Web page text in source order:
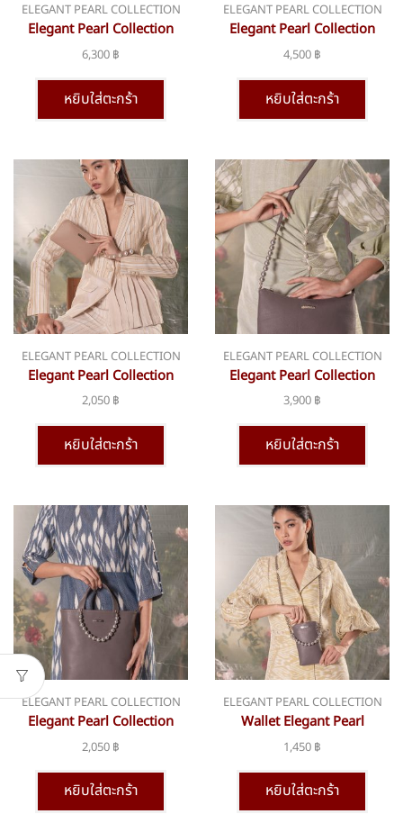
ELEGANT PEARL COLLECTION
Elegant Pearl Collection
bsn-351
6,300 ฿
หยิบใส่ตะกร้า
ELEGANT PEARL COLLECTION
Elegant Pearl Collection
bsn-360
4,500 ฿
หยิบใส่ตะกร้า
ELEGANT PEARL COLLECTION
Elegant Pearl Collection
bsn-361
2,050 ฿
หยิบใส่ตะกร้า
ELEGANT PEARL COLLECTION
Elegant Pearl Collection
bsn-368
3,900 ฿
หยิบใส่ตะกร้า
ELEGANT PEARL COLLECTION
Elegant Pearl Collection
bsn-369
2,050 ฿
หยิบใส่ตะกร้า
ELEGANT PEARL COLLECTION
Wallet Elegant Pearl
Collection sn-266
1,450 ฿
หยิบใส่ตะกร้า